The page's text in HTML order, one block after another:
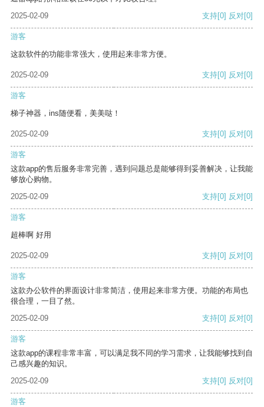
2025-02-09
支持[0] 反对[0]
游客
这款软件的功能非常强大，使用起来非常方便。
2025-02-09 支持[0] 反对[0]
游客
梯子神器，ins随便看，美美哒！
2025-02-09 支持[0] 反对[0]
游客
这款app的售后服务非常完善，遇到问题总是能够得到妥善解决，让我能
够放心购物。
2025-02-09
支持[0] 反对[0]
游客
超棒啊 好用
2025-02-09 支持[0] 反对[0]
游客
这款办公软件的界面设计非常简洁，使用起来非常方便。功能的布局也
很合理，一目了然。
2025-02-09
支持[0] 反对[0]
游客
这款app的课程非常丰富，可以满足我不同的学习需求，让我能够找到自
己感兴趣的知识。
2025-02-09
支持[0] 反对[0]
游客